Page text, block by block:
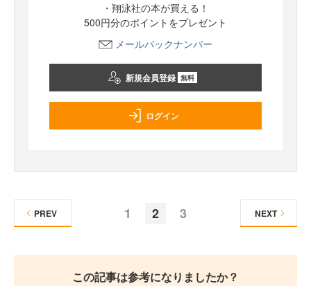
・翔泳社の本が買える！
500円分のポイントをプレゼント
メールバックナンバー
新規会員登録 無料
ログイン
1 2 3
PREV NEXT
この記事は参考になりましたか？